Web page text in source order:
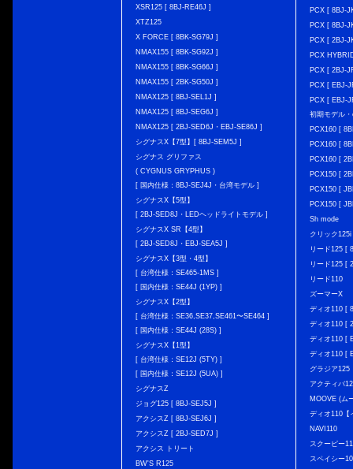
XSR125 [ 8BJ-RE46J ]
XTZ125
X FORCE [ 8BK-SG79J ]
NMAX155 [ 8BK-SG92J ]
NMAX155 [ 8BK-SG66J ]
NMAX155 [ 2BK-SG50J ]
NMAX125 [ 8BJ-SEL1J ]
NMAX125 [ 8BJ-SEG6J ]
NMAX125 [ 2BJ-SED6J・EBJ-SE86J ]
シグナスX【7型】[ 8BJ-SEM5J ]
シグナス グリファス
( CYGNUS GRYPHUS )
[ 国内仕様：8BJ-SEJ4J・台湾モデル ]
シグナスX【5型】
[ 2BJ-SED8J・LEDヘッドライトモデル ]
シグナスX SR【4型】
[ 2BJ-SED8J・EBJ-SEA5J ]
シグナスX【3型・4型】
[ 台湾仕様：SE465-1MS ]
[ 国内仕様：SE44J (1YP) ]
シグナスX【2型】
[ 台湾仕様：SE36,SE37,SE461〜SE464 ]
[ 国内仕様：SE44J (28S) ]
シグナスX【1型】
[ 台湾仕様：SE12J (5TY) ]
[ 国内仕様：SE12J (5UA) ]
シグナスZ
ジョグ125 [ 8BJ-SEJ5J ]
アクシスZ [ 8BJ-SEJ6J ]
アクシスZ [ 2BJ-SED7J ]
アクシス トリート
BW'S R125
PCX [ 8BJ-
PCX [ 8BJ-
PCX [ 2BJ-
PCX
PCX [ 2BJ-
PCX [ EBJ-
PCX [ EBJ-
初期モデル
PCX160 [
PCX160 [
PCX160 [
PCX150 [
PCX150 [
PCX150 [
Sh mode
クリック
リード125 [
リード125 [
リード110
ズーマーX
ディオ110 [
ディオ110 [
ディオ110 [
ディオ110 [
グラジア125
アクティバ
MOOVE (ム
ディオ110【
NAVI110
スクーピー
スペイシー